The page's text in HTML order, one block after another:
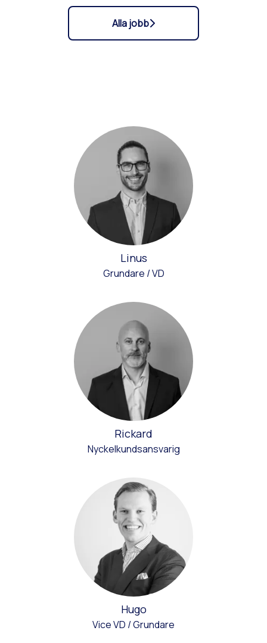
Alla jobb
Linus
Grundare / VD
Rickard
Nyckelkundsansvarig
Hugo
Vice VD / Grundare